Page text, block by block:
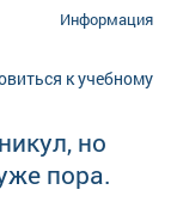
и Защита
и
квартале
реки Петрик и
Информация
но
пора.